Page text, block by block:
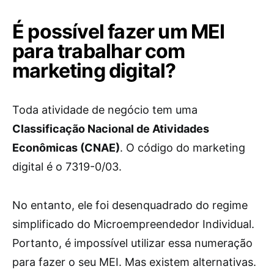
É possível fazer um MEI
para trabalhar com
marketing digital?
Toda atividade de negócio tem uma
Classificação Nacional de Atividades
Econômicas (CNAE). O código do marketing
digital é o 7319-0/03.
No entanto, ele foi desenquadrado do regime
simplificado do Microempreendedor Individual.
Portanto, é impossível utilizar essa numeração
para fazer o seu MEI. Mas existem alternativas.